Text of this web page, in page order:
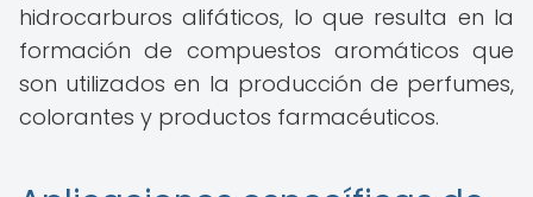
hidrocarburos alifáticos, lo que resulta en la
formación de compuestos aromáticos que
son utilizados en la producción de perfumes,
colorantes y productos farmacéuticos.